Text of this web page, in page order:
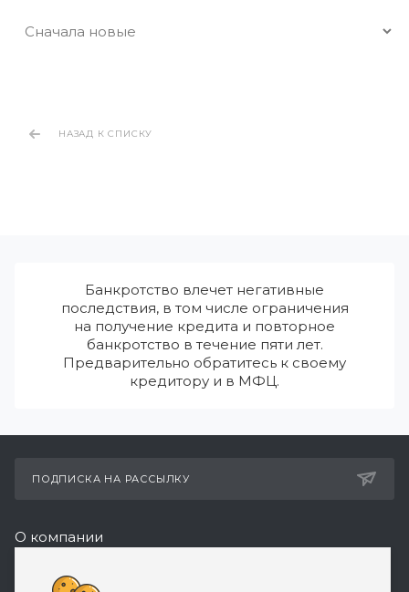
НАЗАД К СПИСКУ
Банкротство влечет негативные
последствия, в том числе ограничения
на получение кредита и повторное
банкротство в течение пяти лет.
Предварительно обратитесь к своему
кредитору и в МФЦ.
ПОДПИСКА НА РАССЫЛКУ
О компании
Реквизиты